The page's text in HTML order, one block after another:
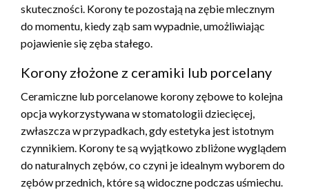
skuteczności. Korony te pozostają na zębie mlecznym
do momentu, kiedy ząb sam wypadnie, umożliwiając
pojawienie się zęba stałego.
Korony złożone z ceramiki lub porcelany
Ceramiczne lub porcelanowe korony zębowe to kolejna
opcja wykorzystywana w stomatologii dziecięcej,
zwłaszcza w przypadkach, gdy estetyka jest istotnym
czynnikiem. Korony te są wyjątkowo zbliżone wyglądem
do naturalnych zębów, co czyni je idealnym wyborem do
zębów przednich, które są widoczne podczas uśmiechu.